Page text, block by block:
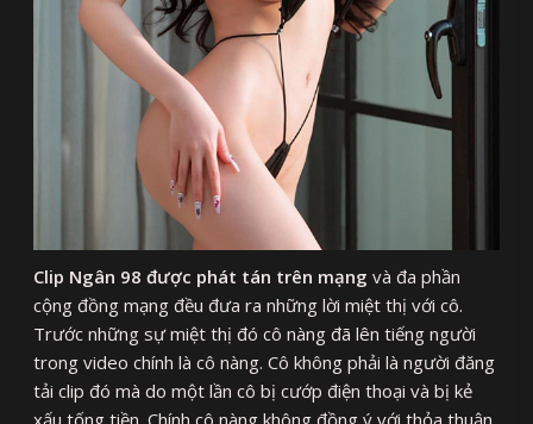
Clip Ngân 98 được phát tán trên mạng và đa phần
cộng đồng mạng đều đưa ra những lời miệt thị với cô.
Trước những sự miệt thị đó cô nàng đã lên tiếng người
trong video chính là cô nàng. Cô không phải là người đăng
tải clip đó mà do một lần cô bị cướp điện thoại và bị kẻ